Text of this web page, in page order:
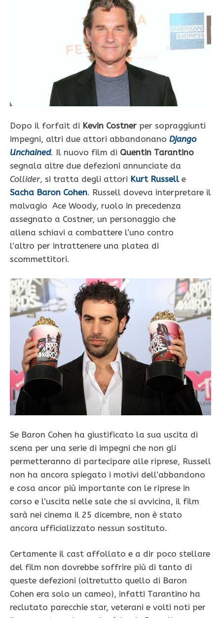
Dopo il forfait di Kevin Costner per sopraggiunti
impegni, altri due attori abbandonano Django
Unchained. Il nuovo film di Quentin Tarantino
segnala altre due defezioni annunciate da
Collider, si tratta degli attori Kurt Russell e
Sacha Baron Cohen. Russell doveva interpretare il
malvagio Ace Woody, ruolo in precedenza
assegnato a Costner, un personaggio che
allena schiavi a combattere l’uno contro
l’altro per intrattenere una platea di
scommettitori.
Se Baron Cohen ha giustificato la sua uscita di
scena per una serie di impegni che non gli
permetteranno di partecipare alle riprese, Russell
non ha ancora spiegato i motivi dell’abbandono
e cosa ancor più importante con le riprese in
corso e l’uscita nelle sale che si avvicina, il film
sarà nei cinema il 25 dicembre, non è stato
ancora ufficializzato nessun sostituto.
Certamente il cast affollato e a dir poco stellare
del film non dovrebbe soffrire più di tanto di
queste defezioni (oltretutto quello di Baron
Cohen era solo un cameo), infatti Tarantino ha
reclutato parecchie star, veterani e volti noti per